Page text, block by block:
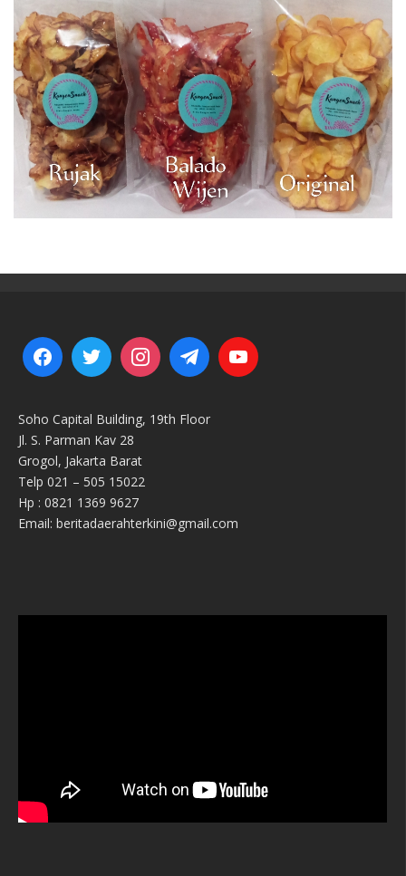
Soho Capital Building, 19th Floor
Jl. S. Parman Kav 28
Grogol, Jakarta Barat
Telp 021 – 505 15022
Hp : 0821 1369 9627
Email: beritadaerahterkini@gmail.com